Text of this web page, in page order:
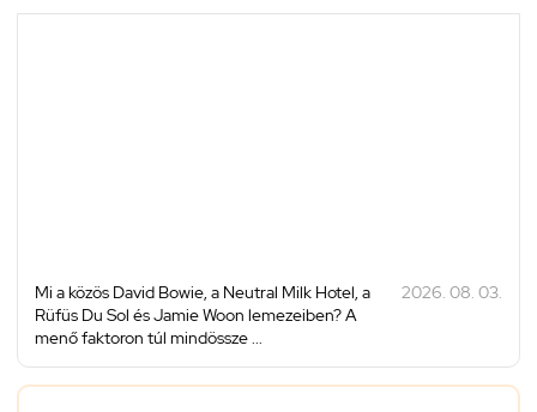
Mi a közös David Bowie, a Neutral Milk Hotel, a
Rüfüs Du Sol és Jamie Woon lemezeiben? A
menő faktoron túl mindössze ...
2026. 08. 03.